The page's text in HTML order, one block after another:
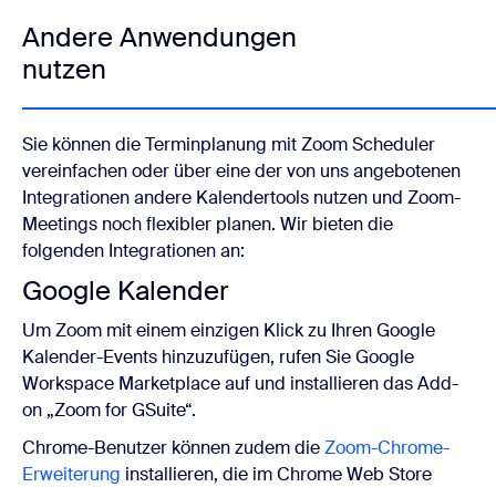
Andere Anwendungen
nutzen
Sie können die Terminplanung mit Zoom Scheduler
vereinfachen oder über eine der von uns angebotenen
Integrationen andere Kalendertools nutzen und Zoom-
Meetings noch flexibler planen. Wir bieten die
folgenden Integrationen an:
Google Kalender
Um Zoom mit einem einzigen Klick zu Ihren Google
Kalender-Events hinzuzufügen, rufen Sie Google
Workspace Marketplace auf und installieren das Add-
on „Zoom for GSuite“.
Chrome-Benutzer können zudem dieZoom-Chrome-
Erweiterung installieren, die im Chrome Web Store